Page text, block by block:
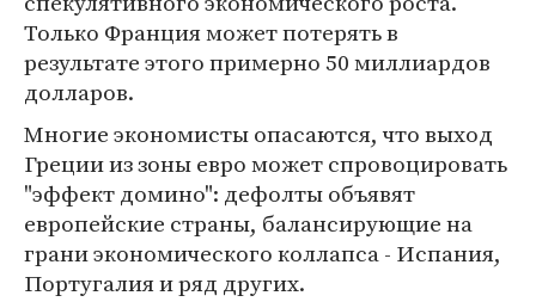
Только Франция может потерять в
результате этого примерно 50 миллиардов
долларов.
Многие экономисты опасаются, что выход
Греции из зоны евро может спровоцировать
"эффект домино": дефолты объявят
европейские страны, балансирующие на
грани экономического коллапса - Испания,
Португалия и ряд других.